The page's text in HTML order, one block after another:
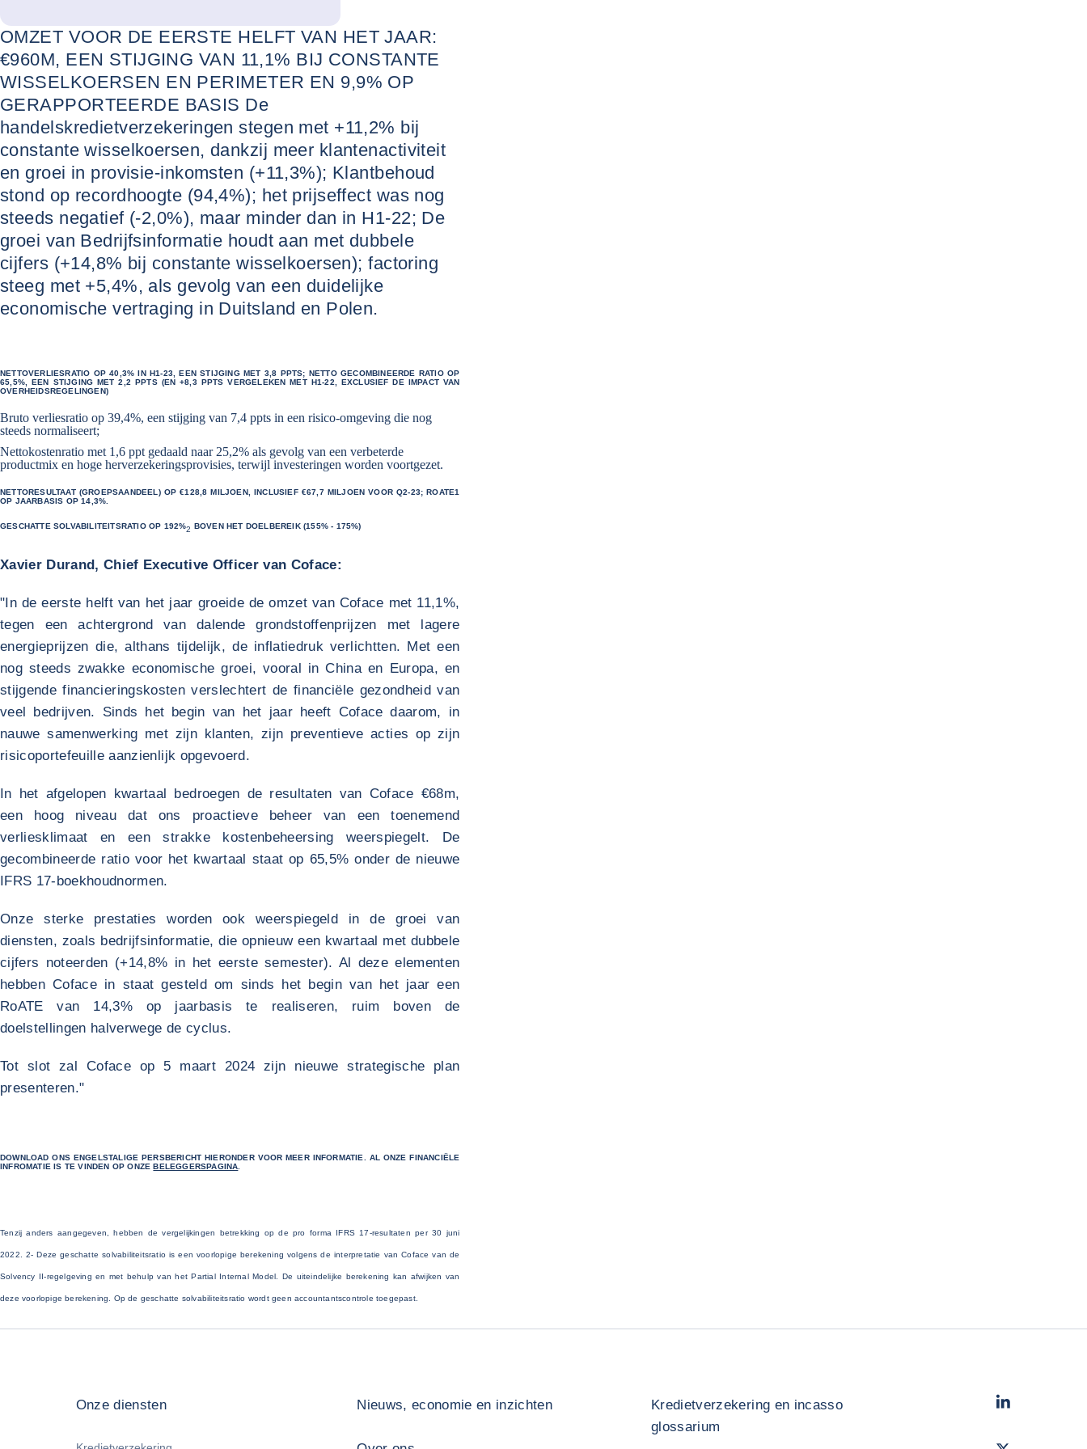
#ECONOMISCHE PUBLICATIES
OMZET VOOR DE EERSTE HELFT VAN HET JAAR:
€960M, EEN STIJGING VAN 11,1% BIJ CONSTANTE
WISSELKOERSEN EN PERIMETER EN 9,9% OP
GERAPPORTEERDE BASIS De
handelskredietverzekeringen stegen met +11,2% bij
constante wisselkoersen, dankzij meer klantenactiviteit
en groei in provisie-inkomsten (+11,3%); Klantbehoud
stond op recordhoogte (94,4%); het prijseffect was nog
steeds negatief (-2,0%), maar minder dan in H1-22; De
groei van Bedrijfsinformatie houdt aan met dubbele
cijfers (+14,8% bij constante wisselkoersen); factoring
steeg met +5,4%, als gevolg van een duidelijke
economische vertraging in Duitsland en Polen.
NETTOVERLIESRATIO OP 40,3% IN H1-23, EEN STIJGING MET 3,8 PPTS; NETTO GECOMBINEERDE RATIO OP
65,5%, EEN STIJGING MET 2,2 PPTS (EN +8,3 PPTS VERGELEKEN MET H1-22, EXCLUSIEF DE IMPACT VAN
OVERHEIDSREGELINGEN)
Bruto verliesratio op 39,4%, een stijging van 7,4 ppts in een risico-omgeving die nog
steeds normaliseert;
Nettokostenratio met 1,6 ppt gedaald naar 25,2% als gevolg van een verbeterde
productmix en hoge herverzekeringsprovisies, terwijl investeringen worden voortgezet.
NETTORESULTAAT (GROEPSAANDEEL) OP €128,8 MILJOEN, INCLUSIEF €67,7 MILJOEN VOOR Q2-23; ROATE1
OP JAARBASIS OP 14,3%.
GESCHATTE SOLVABILITEITSRATIO OP 192%2 BOVEN HET DOELBEREIK (155% - 175%)
Xavier Durand, Chief Executive Officer van Coface:
"In de eerste helft van het jaar groeide de omzet van Coface met 11,1%,
tegen een achtergrond van dalende grondstoffenprijzen met lagere
energieprijzen die, althans tijdelijk, de inflatiedruk verlichtten. Met een
nog steeds zwakke economische groei, vooral in China en Europa, en
stijgende financieringskosten verslechtert de financiële gezondheid van
veel bedrijven. Sinds het begin van het jaar heeft Coface daarom, in
nauwe samenwerking met zijn klanten, zijn preventieve acties op zijn
risicoportefeuille aanzienlijk opgevoerd.
In het afgelopen kwartaal bedroegen de resultaten van Coface €68m,
een hoog niveau dat ons proactieve beheer van een toenemend
verliesklimaat en een strakke kostenbeheersing weerspiegelt. De
gecombineerde ratio voor het kwartaal staat op 65,5% onder de nieuwe
IFRS 17-boekhoudnormen.
Onze sterke prestaties worden ook weerspiegeld in de groei van
diensten, zoals bedrijfsinformatie, die opnieuw een kwartaal met dubbele
cijfers noteerden (+14,8% in het eerste semester). Al deze elementen
hebben Coface in staat gesteld om sinds het begin van het jaar een
RoATE van 14,3% op jaarbasis te realiseren, ruim boven de
doelstellingen halverwege de cyclus.
Tot slot zal Coface op 5 maart 2024 zijn nieuwe strategische plan
presenteren."
DOWNLOAD ONS ENGELSTALIGE PERSBERICHT HIERONDER VOOR MEER INFORMATIE. AL ONZE FINANCIËLE
INFROMATIE IS TE VINDEN OP ONZEBELEGGERSPAGINA
Tenzij anders aangegeven, hebben de vergelijkingen betrekking op de pro forma IFRS 17-resultaten per 30 juni
2022. 2- Deze geschatte solvabiliteitsratio is een voorlopige berekening volgens de interpretatie van Coface van de
Solvency II-regelgeving en met behulp van het Partial Internal Model. De uiteindelijke berekening kan afwijken van
deze voorlopige berekening. Op de geschatte solvabiliteitsratio wordt geen accountantscontrole toegepast.
Onze diensten Nieuws, economie en inzichten
Kredietverzekering en incasso
glossarium
LinkedIn